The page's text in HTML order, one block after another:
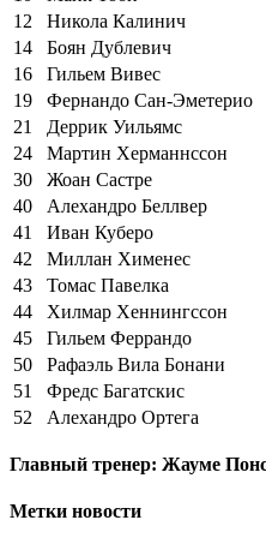
12
Никола Калинич
14
Боян Дублевич
16
Гильем Вивес
19
Фернандо Сан-Эметерио
21
Деррик Уильямс
24
Мартин Херманнссон
30
Жоан Састре
40
Алехандро Беллвер
41
Иван Куберо
42
Миллан Хименес
43
Томас Павелка
44
Хилмар Хеннингссон
45
Гильем Феррандо
50
Рафаэль Вила Бонани
51
Фредс Багатскис
52
Алехандро Ортега
Главный тренер: Жауме
Метки новости